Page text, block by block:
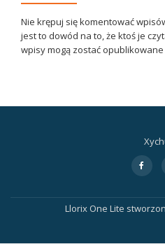
Nie krępuj się komentować
jest to dowód na to, że ktoś je
wpisy mogą zostać
menu
fa-
Llorix One Lite